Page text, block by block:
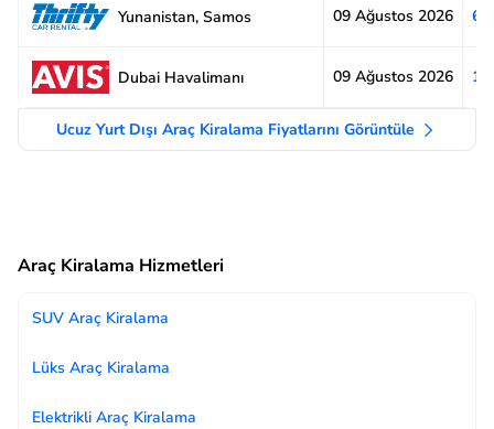
Yunanistan, Samos 09 Ağustos 2026
Dubai Havalimanı 09 Ağustos 2026
Ucuz Yurt Dışı Araç Kiralama Fiyatlarını Görüntüle
Araç Kiralama Hizmetleri
SUV Araç Kiralama
Lüks Araç Kiralama
Elektrikli Araç Kiralama